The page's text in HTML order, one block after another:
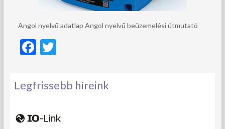
Angol nyelvű adatlap Angol nyelvű beüzemelési útmutató
F
e
b
o
T
itt
er
Legfrissebb híreink